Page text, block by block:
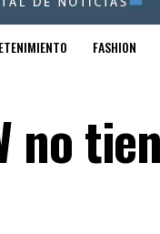
FASHION
no